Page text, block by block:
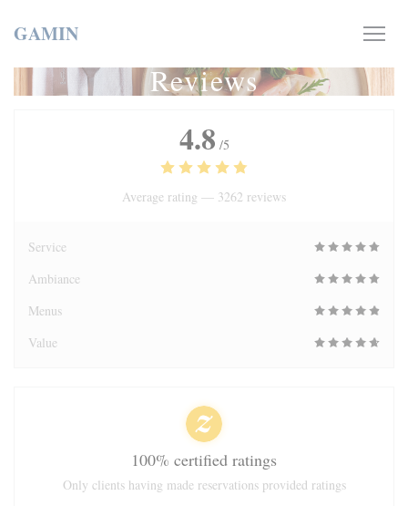
GAMIN
Reviews
4.8 /5
Average rating — 3262 reviews
Service
Ambiance
Menus
Value
100% certified ratings
Only clients having made reservations provided ratings